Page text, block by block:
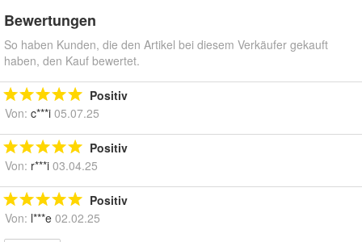
Bewertungen
So haben Kunden, die den Artikel bei diesem Verkäufer gekauft
haben, den Kauf bewertet.
Positiv
Von: c***i 05.07.25
Positiv
Von: r***i 03.04.25
Positiv
Von: l***e 02.02.25